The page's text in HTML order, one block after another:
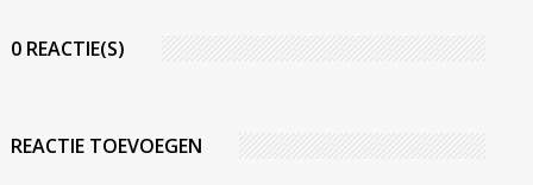
0 REACTIE(S)
REACTIE TOEVOEGEN